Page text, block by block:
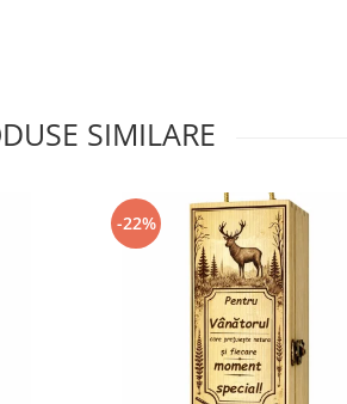
SIMILARE
-22%